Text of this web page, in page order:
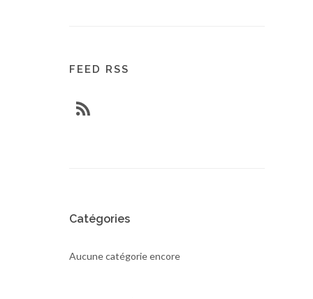
FEED RSS
Catégories
Aucune catégorie encore